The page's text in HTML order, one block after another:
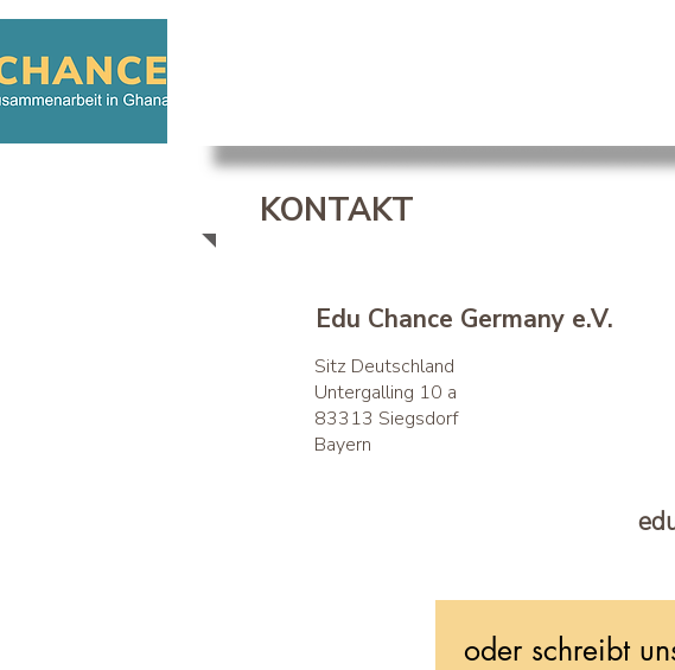
KONTAKT
Edu Chance Germany e.V.
Sitz Deutschland
Untergalling 10 a
83313 Siegsdorf
Bayern
oder schreibt